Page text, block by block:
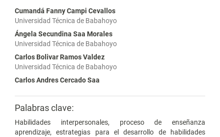
Cumandá Fanny Campi Cevallos
Universidad Técnica de Babahoyo
Ángela Secundina Saa Morales
Universidad Técnica de Babahoyo
Carlos Bolivar Ramos Valdez
Universidad Técnica de Babahoyo
Carlos Andres Cercado Saa
Palabras clave:
Habilidades interpersonales, proceso de enseñanza
aprendizaje, estrategias para el desarrollo de habilidades